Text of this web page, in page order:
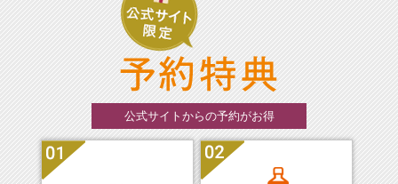
公式サイトからの予約がお得